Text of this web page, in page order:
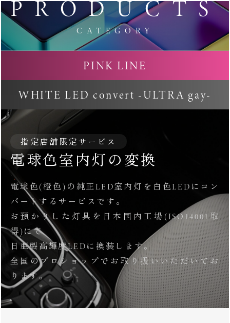
PRODUCTS
CATEGORY
PINK LINE
WHITE LED convert -ULTRA gay-
指定店舗限定サービス
電球色室内灯の変換
電球色(橙色)の純正LED室内灯を白色LEDにコン
バートするサービスです。
お預かりした灯具を日本国内工場(ISO14001取
得)にて
日亜製高輝度LEDに換装します。
全国のプロショップでお取り扱いいただいてお
ります。